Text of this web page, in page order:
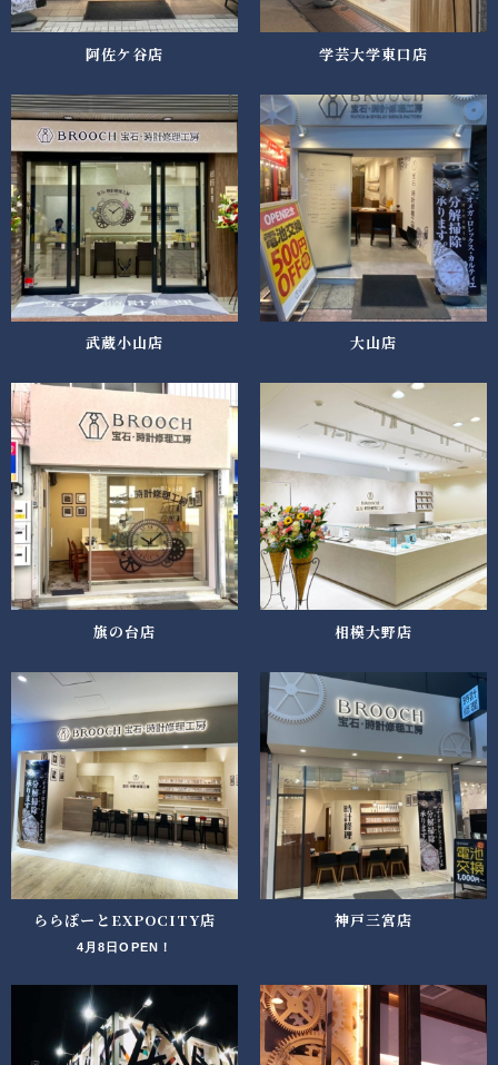
阿佐ケ谷店 学芸大学東口店
武蔵小山店 大山店
旗の台店 相模大野店
ららぽーとEXPOCITY店
4月8日OPEN！
神戸三宮店